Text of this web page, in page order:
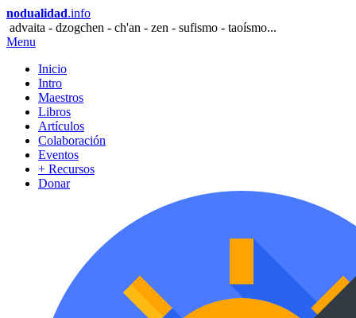
nodualidad.info
advaita - dzogchen - ch'an - zen - sufismo - taoísmo...
Menu
Inicio
Intro
Maestros
Libros
Artículos
Colaboración
Eventos
+ Recursos
Donar